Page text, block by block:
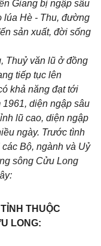
Giang bị ngập sâu
lúa Hè - Thu, đường
sản xuất, đời sống
Thuỷ văn lũ ở đồng
tiếp tục lên
khả năng đạt tới
diện ngập sâu
lũ cao, diện ngập
ngày. Trước tình
Bộ, ngành và Uỷ
sông Cửu Long
THUỘC
LONG: